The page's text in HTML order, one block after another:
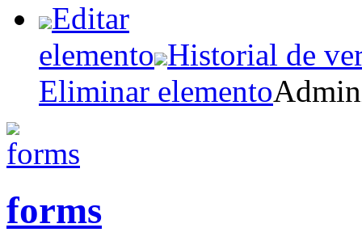
Editar
elemento Historial de
Eliminar elemento
forms